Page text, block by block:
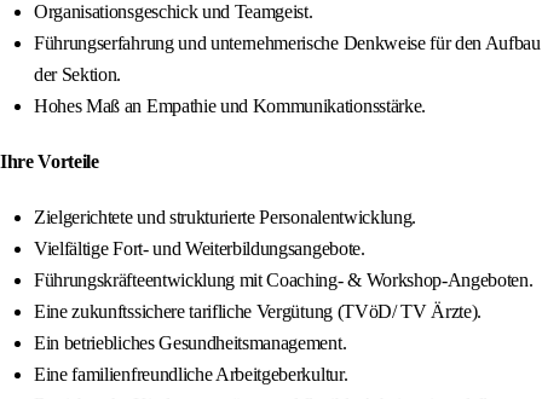
Organisationsgeschick und Teamgeist.
Führungserfahrung und unternehmerische Denkweise für den Aufbau
der Sektion.
Hohes Maß an Empathie und Kommunikationsstärke.
Ihre Vorteile
Zielgerichtete und strukturierte Personalentwicklung.
Vielfältige Fort- und Weiterbildungsangebote.
Führungskräfteentwicklung mit Coaching- & Workshop-Angeboten.
Eine zukunftssichere tarifliche Vergütung (TVöD/ TV Ärzte).
Ein betriebliches Gesundheitsmanagement.
Eine familienfreundliche Arbeitgeberkultur.